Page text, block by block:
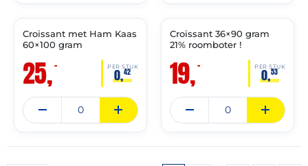
🔥 OP=OP
Croissant met Ham Kaas
60×100 gram
25,– PER STUK
0,42
🔥 OP=OP
Croissant 36×90 gram
21% roomboter !
19,– PER STUK
0,53